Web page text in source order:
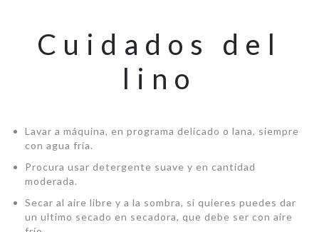
Cuidados del
lino
Lavar a máquina, en programa delicado o lana, siempre
con agua fría.
Procura usar detergente suave y en cantidad
moderada.
Secar al aire libre y a la sombra, si quieres puedes dar
un ultimo secado en secadora, que debe ser con aire